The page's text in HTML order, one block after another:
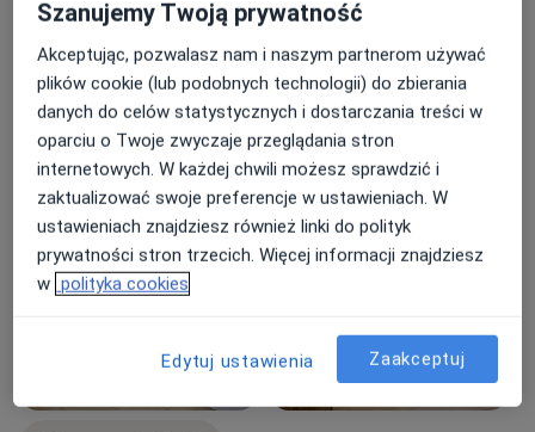
Pacjenci których przyjmuję
Dorośli
Dzieci w wieku od 5 lat
Rodzaje konsultacji
Stacjonarne Zobacz lokalizacje (2)
Zdjęcia i filmy
Szanujemy Twoją prywatność
Akceptując, pozwalasz nam i naszym partnerom używać
plików cookie (lub podobnych technologii) do zbierania
danych do celów statystycznych i dostarczania treści w
oparciu o Twoje zwyczaje przeglądania stron
internetowych. W każdej chwili możesz sprawdzić i
zaktualizować swoje preferencje w ustawieniach. W
ustawieniach znajdziesz również linki do polityk
prywatności stron trzecich. Więcej informacji znajdziesz
w polityka cookies
Edytuj ustawienia Zaakceptuj